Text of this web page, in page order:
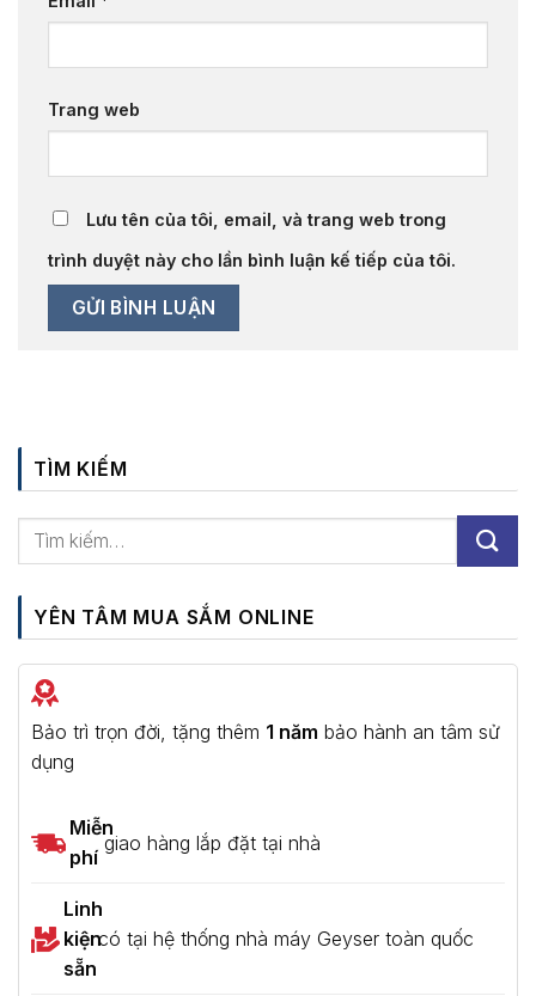
Trang web
Lưu tên của tôi, email, và trang web trong
trình duyệt này cho lần bình luận kế tiếp của tôi.
TÌM KIẾM
YÊN TÂM MUA SẮM ONLINE
Bảo trì trọn đời, tặng thêm 1 năm bảo hành an tâm sử
dụng
Miễn
phí
giao hàng lắp đặt tại nhà
Linh
kiện
sẵn
có tại hệ thống nhà máy Geyser toàn quốc